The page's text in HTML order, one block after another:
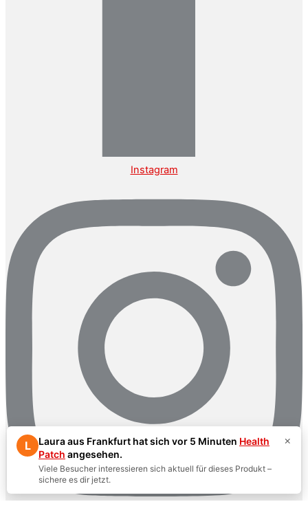
Instagram
L Laura aus Frankfurt hat sich vor 5 Minuten Health
Patch angesehen.
Viele Besucher interessieren sich aktuell für dieses Produkt –
sichere es dir jetzt.
×